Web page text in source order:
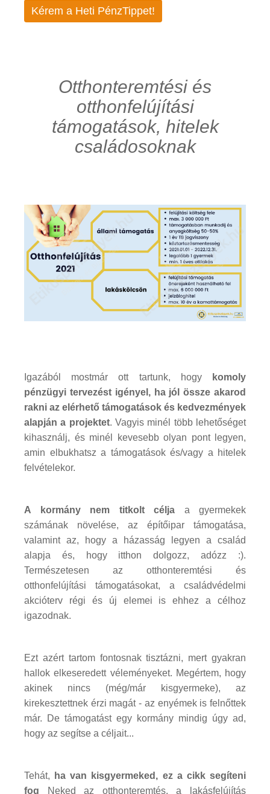
Kérem a Heti PénzTippet!
Otthonteremtési és
otthonfelújítási
támogatások, hitelek
családosoknak
Igazából mostmár ott tartunk, hogy
komoly
pénzügyi tervezést igényel, ha jól össze akarod
rakni az elérhető támogatások és kedvezmények
alapján a projektet. Vagyis minél több lehetőséget
kihasználj, és minél kevesebb olyan pont legyen,
amin elbukhatsz a támogatások és/vagy a hitelek
felvételekor.
A kormány nem titkolt célja a gyermekek
számának növelése, az építőipar támogatása,
valamint az, hogy a házasság legyen a család
alapja és, hogy itthon dolgozz, adózz :).
Természetesen az otthonteremtési és
otthonfelújítási támogatásokat, a családvédelmi
akcióterv régi és új elemei is ehhez a célhoz
igazodnak.
Ezt azért tartom fontosnak tisztázni, mert gyakran
hallok elkeseredett véleményeket. Megértem, hogy
akinek nincs (még/már kisgyermeke), az
kirekesztettnek érzi magát - az enyémek is felnőttek
már. De támogatást egy kormány mindig úgy ad,
hogy az segítse a céljait...
Tehát,
ha van kisgyermeked, ez a cikk segíteni
fog Neked az otthonteremtés, a lakásfelújítás